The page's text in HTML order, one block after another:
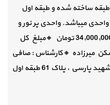
اتاقها پارکت در ساختمانی که در 4 طبقه ساخته شده و طبقه اول
تک واحدی و طبقات بالا هر کدام 2 واحدی میباشد. واحدی پر نور و
مرتب و بسیار تمیز 🔸مبلغ متری :34,000,000 تومان 🔸مبلغ کل
مسکن میرزاده 🔸کارشناس : صافی
، پلاک 61 طبقه اول